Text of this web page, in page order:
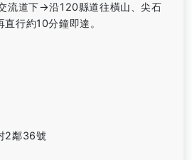
流道下→沿120縣道往橫山、尖石
行約10分鐘即達。
2鄰36號